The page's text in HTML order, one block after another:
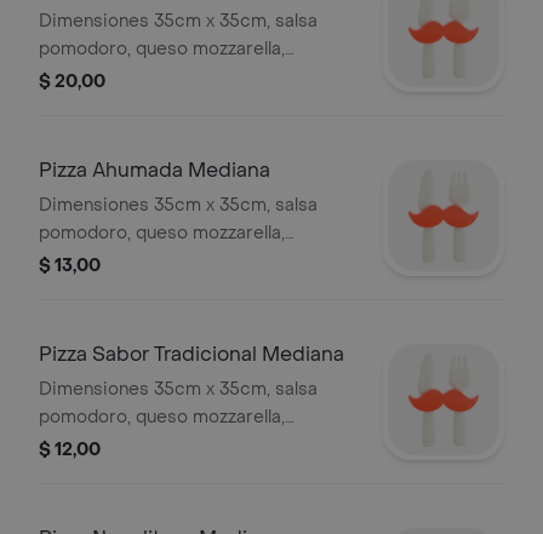
Dimensiones 35cm x 35cm, salsa
pomodoro, queso mozzarella,
pepperoni, salami, champiñón, tocino,
$ 20,00
Pizza Ahumada Mediana
Dimensiones 35cm x 35cm, salsa
pomodoro, queso mozzarella,
salchicha ahumada, tocino, maíz
$ 13,00
Pizza Sabor Tradicional Mediana
Dimensiones 35cm x 35cm, salsa
pomodoro, queso mozzarella,
menestra, tocino.
$ 12,00